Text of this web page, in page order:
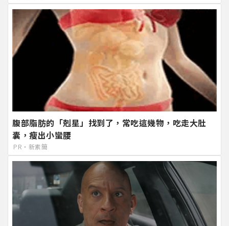
腹部脂肪的「剋星」找到了，常吃這幾物，吃走大肚
囊，瘦出小蠻腰
PR・新素簡